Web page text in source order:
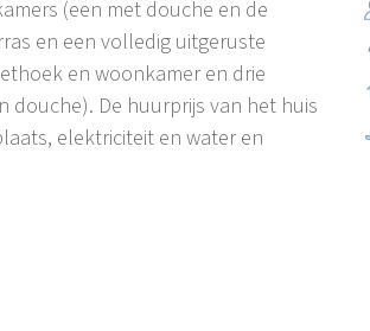
(een met douche en de
en een volledig uitgeruste
en woonkamer en drie
douche). De huurprijs van het huis
elektriciteit en water en
eeuw telde het kleine pittoreske
inwoners. Hoewel klein, begint